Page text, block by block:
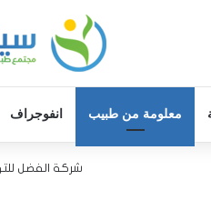
معلومة من طبيب انفوجراف
شركة الفضل